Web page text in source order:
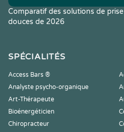
Comparatif des solutions de
douces de 2026
SPÉCIALITÉS
Access Bars ®
Analyste psycho-organique
Art-Thérapeute
Bioénergéticien
Chiropracteur